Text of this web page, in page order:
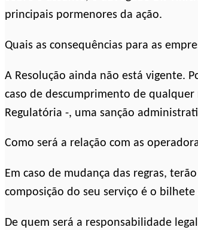
principais pormenores da ação.
Quais as consequências para as
A Resolução ainda não está vigente.
caso de descumprimento de
Regulatória -, uma sanção
Como será a relação com as
Em caso de mudança das regras,
composição do seu serviço é o
De quem será a responsabilidade